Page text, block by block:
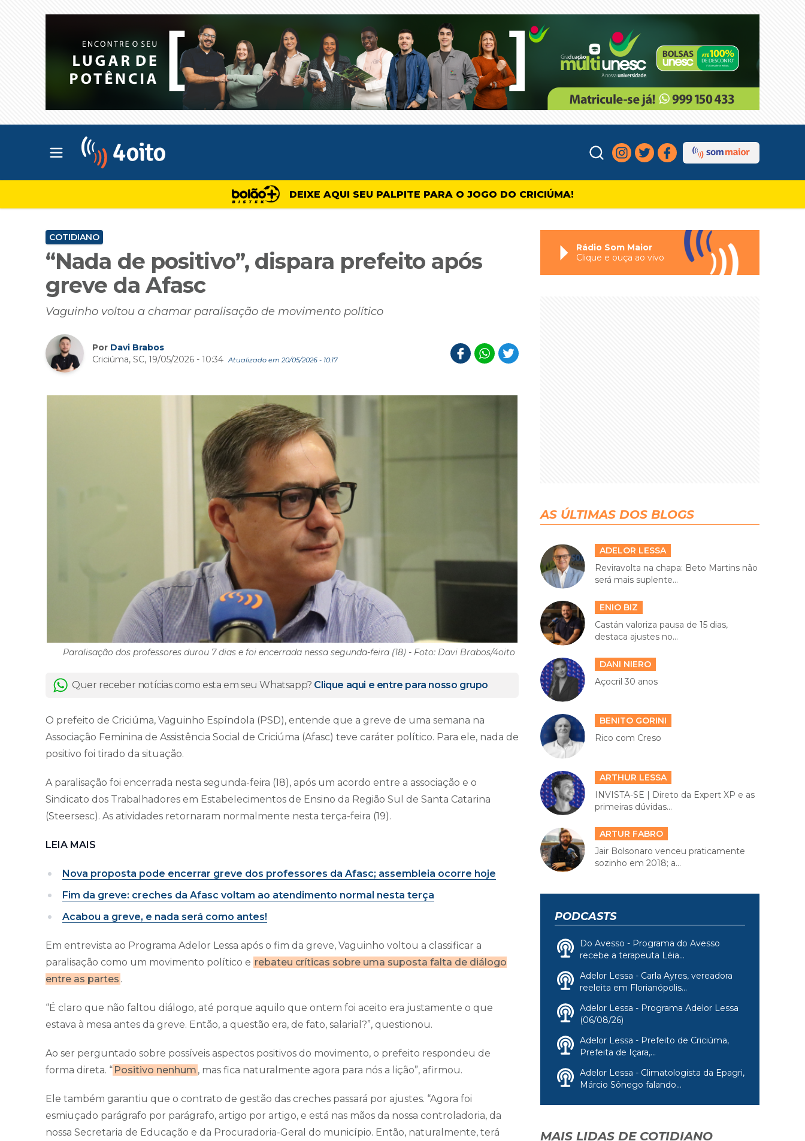
Abrir menu principal
DEIXE AQUI SEU PALPITE PARA O JOGO DO CRICIÚMA!
COTIDIANO
“Nada de positivo”, dispara prefeito após
greve da Afasc
Vaguinho voltou a chamar paralisação de movimento político
Por Davi Brabos
Criciúma, SC, 19/05/2026 - 10:34 Atualizado em 20/05/2026 - 10:17
Paralisação dos professores durou 7 dias e foi encerrada nessa segunda-feira (18) - Foto: Davi Brabos/4oito
Quer receber notícias como esta em seu Whatsapp? Clique aqui e entre para nosso grupo
O prefeito de Criciúma, Vaguinho Espíndola (PSD), entende que a greve de uma semana na
Associação Feminina de Assistência Social de Criciúma (Afasc) teve caráter político. Para ele, nada de
positivo foi tirado da situação.
A paralisação foi encerrada nesta segunda-feira (18), após um acordo entre a associação e o
Sindicato dos Trabalhadores em Estabelecimentos de Ensino da Região Sul de Santa Catarina
(Steersesc). As atividades retornaram normalmente nesta terça-feira (19).
LEIA MAIS
Nova proposta pode encerrar greve dos professores da Afasc; assembleia ocorre hoje
Fim da greve: creches da Afasc voltam ao atendimento normal nesta terça
Acabou a greve, e nada será como antes!
Em entrevista ao Programa Adelor Lessa após o fim da greve, Vaguinho voltou a classificar a
paralisação como um movimento político e rebateu críticas sobre uma suposta falta de diálogo
entre as partes .
“É claro que não faltou diálogo, até porque aquilo que ontem foi aceito era justamente o que
estava à mesa antes da greve. Então, a questão era, de fato, salarial?”, questionou.
Ao ser perguntado sobre possíveis aspectos positivos do movimento, o prefeito respondeu de
forma direta. “ Positivo nenhum , mas fica naturalmente agora para nós a lição”, afirmou.
Ele também garantiu que o contrato de gestão das creches passará por ajustes. “Agora foi
esmiuçado parágrafo por parágrafo, artigo por artigo, e está nas mãos da nossa controladoria, da
nossa Secretaria de Educação e da Procuradoria-Geral do município. Então, naturalmente, terá
Rádio Som Maior
Clique e ouça ao vivo
AS ÚLTIMAS DOS BLOGS
ADELOR LESSA
Reviravolta na chapa: Beto Martins não
será mais suplente...
ENIO BIZ
Castán valoriza pausa de 15 dias,
destaca ajustes no...
DANI NIERO
Açocril 30 anos
BENITO GORINI
Rico com Creso
ARTHUR LESSA
INVISTA-SE | Direto da Expert XP e as
primeiras dúvidas...
ARTUR FABRO
Jair Bolsonaro venceu praticamente
sozinho em 2018; a...
PODCASTS
Do Avesso - Programa do Avesso
recebe a terapeuta Léia...
Adelor Lessa - Carla Ayres, vereadora
reeleita em Florianópolis...
Adelor Lessa - Programa Adelor Lessa
(06/08/26)
Adelor Lessa - Prefeito de Criciúma,
Prefeita de Içara,...
Adelor Lessa - Climatologista da Epagri,
Márcio Sônego falando...
MAIS LIDAS DE COTIDIANO